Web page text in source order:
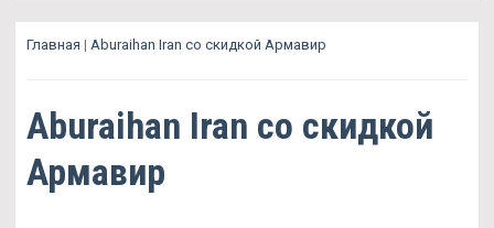
Главная | Aburaihan Iran со скидкой Армавир
Aburaihan Iran со скидкой
Армавир